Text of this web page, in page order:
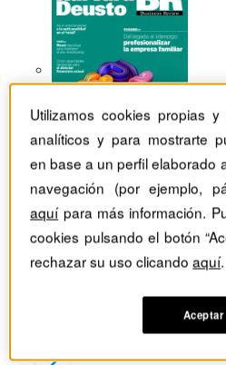
Utilizamos cookies propias
analíticos y para mostrarte
en base a un perfil elaborado
navegación (por ejemplo,
aquípara más información.
cookies pulsando el botón
rechazar su uso clicandoaquí.
Aceptar